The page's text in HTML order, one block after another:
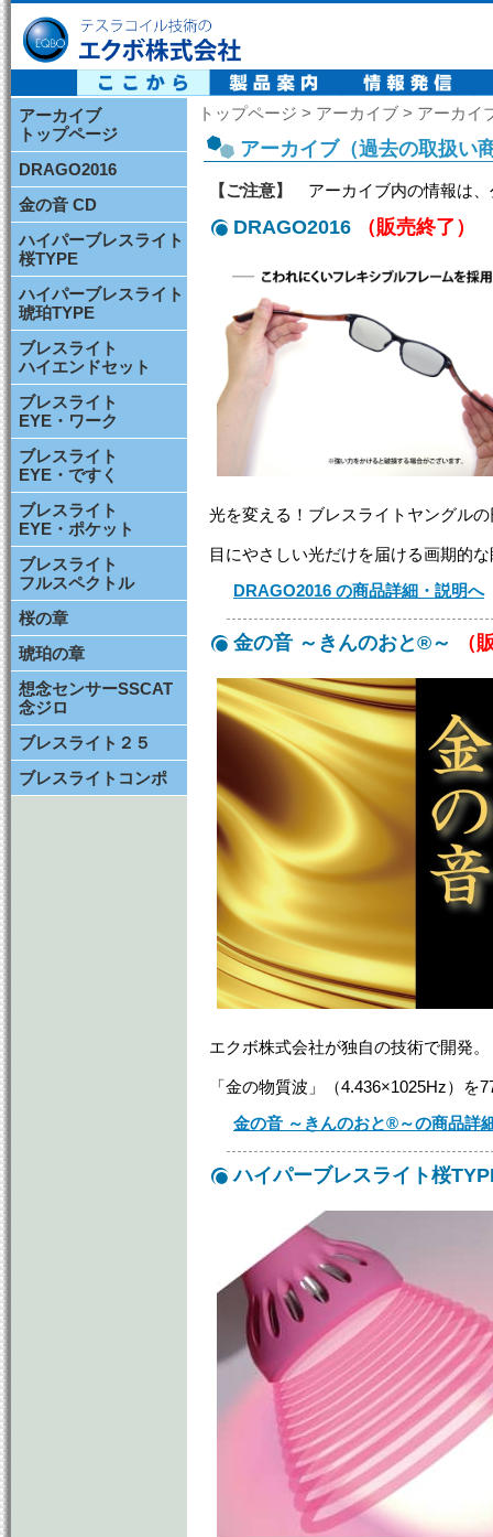
アーカイブ
トップページ
DRAGO2016
金の音 CD
ハイパーブレスライト
桜TYPE
ハイパーブレスライト
琥珀TYPE
ブレスライト
ハイエンドセット
ブレスライト
EYE・ワーク
ブレスライト
EYE・ですく
ブレスライト
EYE・ポケット
ブレスライト
フルスペクトル
桜の章
琥珀の章
想念センサーSSCAT
念ジロ
ブレスライト２５
ブレスライトコンポ
トップページ > アーカイブ > アーカイ
アーカイブ（過去の取扱い
【ご注意】 アーカイブ内の情報は、
DRAGO2016 （販売終了）
光を変える！ブレスライトヤングル
目にやさしい光だけを届ける画期的
DRAGO2016 の商品詳細・説明へ
金の音 ～きんのおと®～ （
エクボ株式会社が独自の技術で開発。
「金の物質波」（4.436×1025Hz）
金の音 ～きんのおと®～の商品詳
ハイパーブレスライト桜